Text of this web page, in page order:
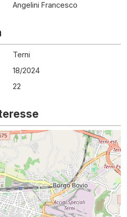
Angelini Francesco
Terni
18/2024
22